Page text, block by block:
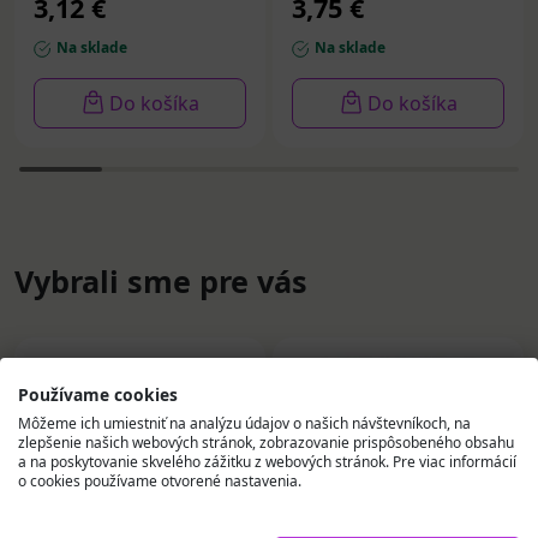
3,12 €
Na sklade
Do košíka
3,75 €
Na sklade
Do košíka
Vybrali sme pre vás
Používame cookies
Môžeme ich umiestniť na analýzu údajov o našich návštevníkoch, na
zlepšenie našich webových stránok, zobrazovanie prispôsobeného obsahu
a na poskytovanie skvelého zážitku z webových stránok. Pre viac informácií
o cookies používame otvorené nastavenia.